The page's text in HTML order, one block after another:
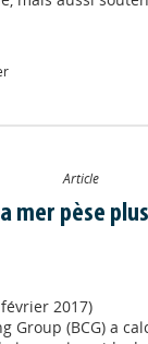
Article
mer pèse
2017)
Group (BCG) a